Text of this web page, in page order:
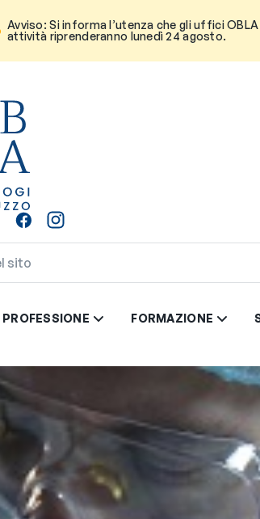
Avviso: Si informa l’utenza che gli uffici
attività riprenderanno lunedì 24 agosto.
PROFESSIONE FORMAZIONE